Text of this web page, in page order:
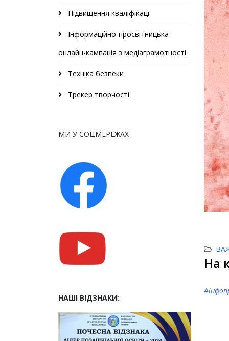
Підвищення кваліфікації
Інформаційно-просвітницька
онлайн-кампанія з медіаграмотності
Техніка безпеки
Трекер творчості
МИ У СОЦМЕРЕЖАХ
НАШІ ВІДЗНАКИ:
На